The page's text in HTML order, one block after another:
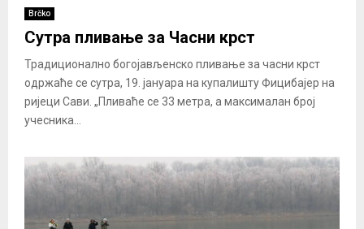
Brčko
Сутра пливање за Часни крст
Традиционално богојављенско пливање за часни крст
одржаће се сутра, 19. јануара на купалишту Фицибајер на
ријеци Сави. „Пливаће се 33 метра, а максималан број
учесника...